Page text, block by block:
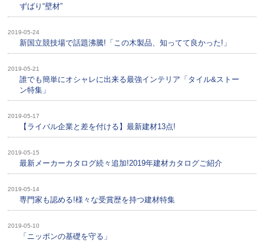
ずばり“壁材”
2019-05-24
新国立競技場で話題沸騰!「この木製品、知ってて良かった!」
2019-05-21
誰でも簡単にオシャレに出来る最強インテリア「タイル&ストー
ン特集」
2019-05-17
【ライバル企業と差を付ける】最新建材13点!
2019-05-15
最新メーカーカタログ続々追加!2019年建材カタログご紹介
2019-05-14
専門家も認める!様々な受賞歴を持つ建材特集
2019-05-10
「ニッポンの基礎を守る」